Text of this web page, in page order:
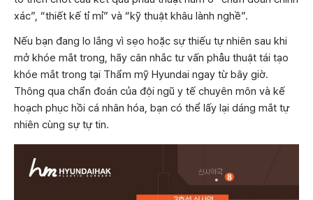
xác”, “thiết kế tỉ mỉ” và “kỹ thuật khâu lành nghề”.
Nếu bạn đang lo lắng vì sẹo hoặc sự thiếu tự nhiên sau khi
mở khóe mắt trong, hãy cân nhắc tư vấn phẫu thuật tái tạo
khóe mắt trong tại Thẩm mỹ Hyundai ngay từ bây giờ.
Thông qua chẩn đoán của đội ngũ y tế chuyên môn và kế
hoạch phục hồi cá nhân hóa, bạn có thể lấy lại dáng mắt tự
nhiên cùng sự tự tin.